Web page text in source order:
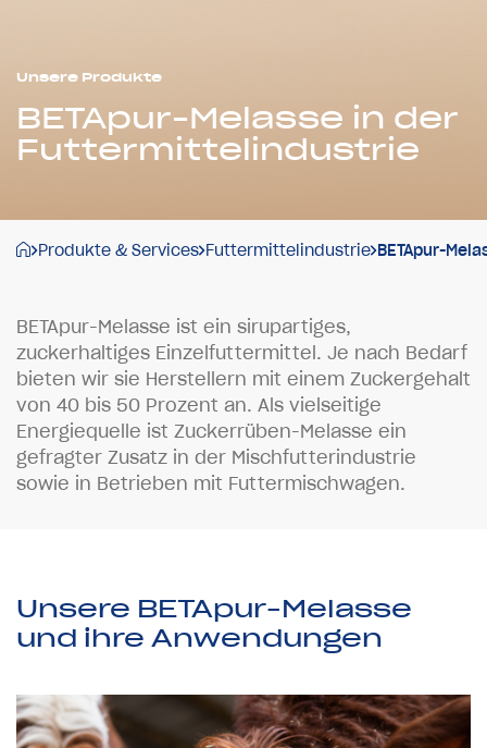
Unsere Produkte
BETApur-Melasse in der
Futtermittel­industrie
Produkte & Services Futtermittelindustrie BETApur-
BETApur-Melasse ist ein sirupartiges,
zuckerhaltiges Einzelfuttermittel. Je nach Bedarf
bieten wir sie Herstellern mit einem Zuckergehalt
von 40 bis 50 Prozent an. Als vielseitige
Energiequelle ist Zuckerrüben-Melasse ein
gefragter Zusatz in der Mischfutterindustrie
sowie in Betrieben mit Futtermischwagen.
Unsere BETApur-Melasse
und ihre Anwendungen